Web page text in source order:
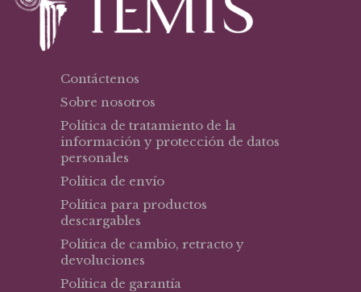
Contáctenos
Sobre nosotros
Política de tratamiento de la
información y protección de datos
personales
Política de envío
Política para productos
descargables
Política de cambio, retracto y
devoluciones
Política de garantía